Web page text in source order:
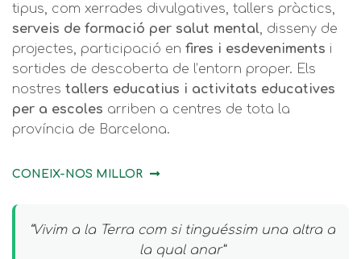
tipus, com xerrades divulgatives, tallers pràctics,
serveis de formació per salut mental, disseny de
projectes, participació en fires i esdeveniments i
sortides de descoberta de l’entorn proper. Els
nostres tallers educatius i activitats educatives
per a escoles arriben a centres de tota la
província de Barcelona.
CONEIX-NOS MILLOR
“Vivim a la Terra com si tinguéssim una altra a
la qual anar”